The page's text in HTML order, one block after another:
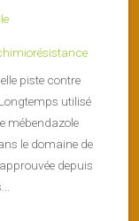
piste contre
utilisé
mébendazole
le domaine de
depuis